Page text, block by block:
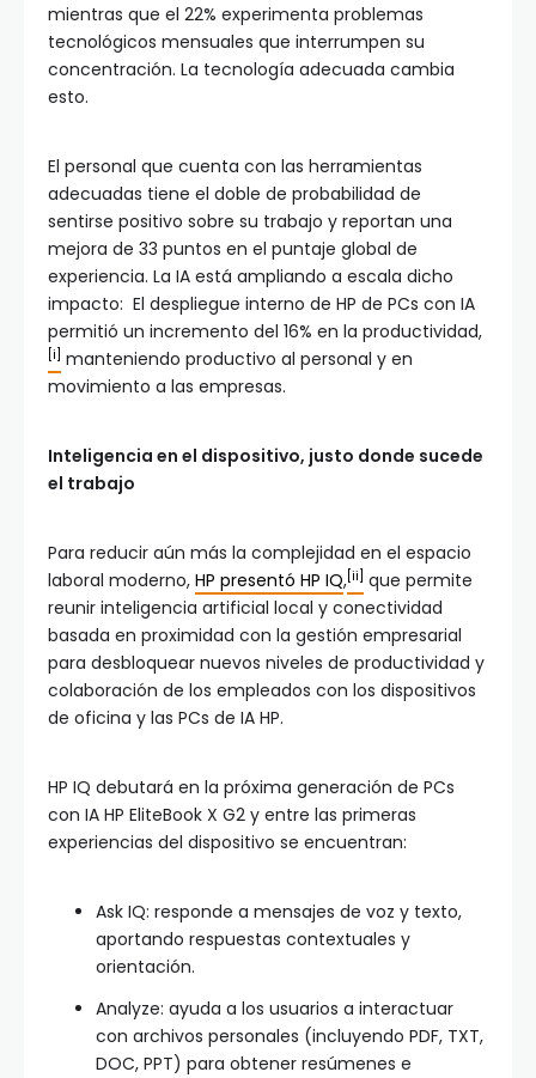
mientras que el 22% experimenta problemas
tecnológicos mensuales que interrumpen su
concentración. La tecnología adecuada cambia
esto.
El personal que cuenta con las herramientas
adecuadas tiene el doble de probabilidad de
sentirse positivo sobre su trabajo y reportan una
mejora de 33 puntos en el puntaje global de
experiencia. La IA está ampliando a escala dicho
impacto: El despliegue interno de HP de PCs con IA
permitió un incremento del 16% en la productividad,
[i] manteniendo productivo al personal y en
movimiento a las empresas.
Inteligencia en el dispositivo, justo donde sucede
el trabajo
Para reducir aún más la complejidad en el espacio
laboral moderno, HP presentó HP IQ, [ii] que permite
reunir inteligencia artificial local y conectividad
basada en proximidad con la gestión empresarial
para desbloquear nuevos niveles de productividad y
colaboración de los empleados con los dispositivos
de oficina y las PCs de IA HP.
HP IQ debutará en la próxima generación de PCs
con IA HP EliteBook X G2 y entre las primeras
experiencias del dispositivo se encuentran:
Ask IQ: responde a mensajes de voz y texto,
aportando respuestas contextuales y
orientación.
Analyze: ayuda a los usuarios a interactuar
con archivos personales (incluyendo PDF, TXT,
DOC, PPT) para obtener resúmenes e